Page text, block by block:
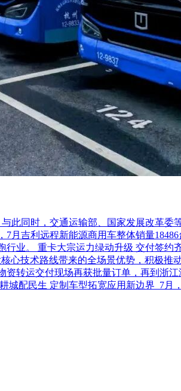
此同时，交通运输部、国家发展改革
吉利远程新能源商用车整体销量
业。 重卡大宗运力绿动升级 交付签约
心技术路线带来的全场景优势，积极
转运交付现场再获批量订单，再到浙
配民生 定制车型拓宽应用新边界 7月